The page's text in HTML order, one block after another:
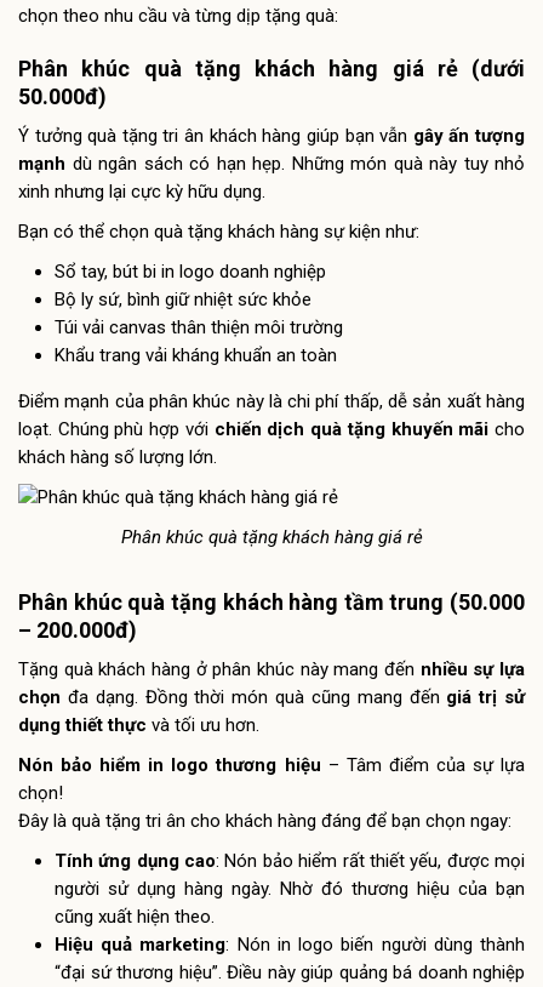
chọn theo nhu cầu và từng dịp tặng quà:
Phân khúc quà tặng khách hàng giá rẻ (dưới
50.000đ)
Ý tưởng quà tặng tri ân khách hàng giúp bạn vẫn gây ấn tượng
mạnh dù ngân sách có hạn hẹp. Những món quà này tuy nhỏ
xinh nhưng lại cực kỳ hữu dụng.
Bạn có thể chọn quà tặng khách hàng sự kiện như:
Sổ tay, bút bi in logo doanh nghiệp
Bộ ly sứ, bình giữ nhiệt sức khỏe
Túi vải canvas thân thiện môi trường
Khẩu trang vải kháng khuẩn an toàn
Điểm mạnh của phân khúc này là chi phí thấp, dễ sản xuất hàng
loạt. Chúng phù hợp vớichiến dịch quà tặng khuyến mãi cho
khách hàng số lượng lớn.
Phân khúc quà tặng khách hàng giá rẻ
Phân khúc quà tặng khách hàng tầm trung (50.000
– 200.000đ)
Tặng quà khách hàng ở phân khúc này mang đến nhiều sự lựa
chọn đa dạng. Đồng thời món quà cũng mang đến giá trị sử
dụng thiết thực và tối ưu hơn.
Nón bảo hiểm in logo thương hiệu – Tâm điểm của sự lựa
chọn!
Đây là quà tặng tri ân cho khách hàng đáng để bạn chọn ngay:
Tính ứng dụng cao: Nón bảo hiểm rất thiết yếu, được mọi
người sử dụng hàng ngày. Nhờ đó thương hiệu của bạn
cũng xuất hiện theo.
Hiệu quả marketing: Nón in logo biến người dùng thành
“đại sứ thương hiệu”. Điều này giúp quảng bá doanh nghiệp